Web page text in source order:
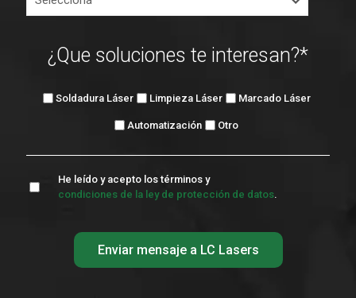
¿Que soluciones te interesan?*
Soldadura Láser Limpieza Láser Marcado Láser
Automatización Otro
He leído y acepto los términos y
condiciones de la ley de protección de datos.